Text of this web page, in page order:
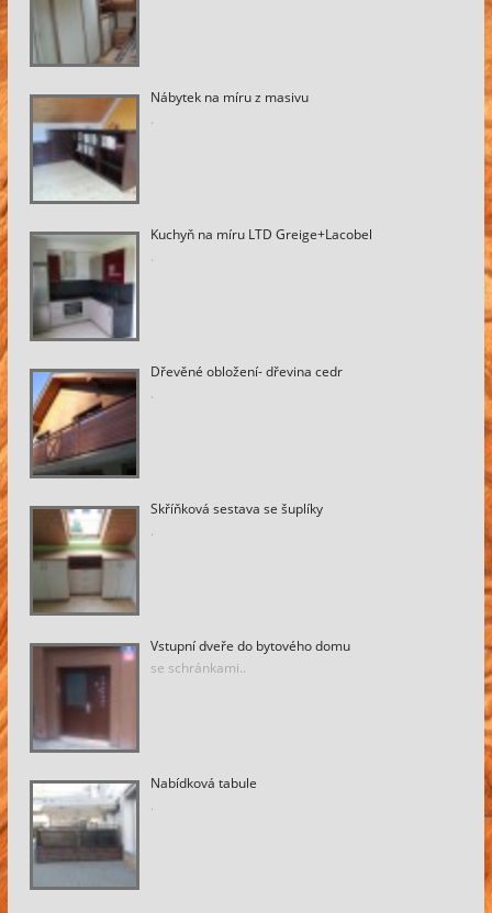
Nábytek na míru z masivu
.
Kuchyň na míru LTD Greige+Lacobel
.
Dřevěné obložení- dřevina cedr
.
Skříňková sestava se šuplíky
.
Vstupní dveře do bytového domu
se schránkami..
Nabídková tabule
.